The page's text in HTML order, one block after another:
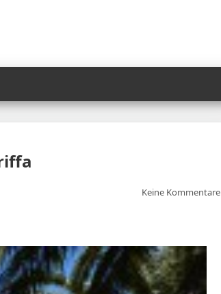
Keine Kommentare